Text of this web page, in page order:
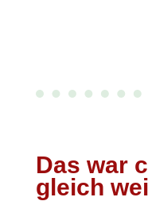
Das war
gleich